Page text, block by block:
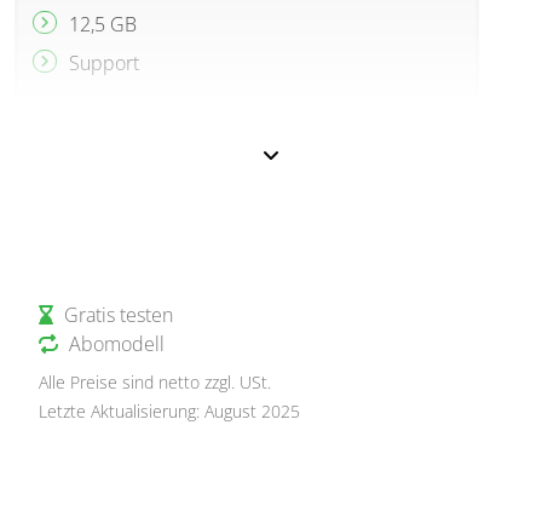
12,5 GB
Support
Gratis testen
Abomodell
Alle Preise sind netto zzgl. USt.
Letzte Aktualisierung: August 2025